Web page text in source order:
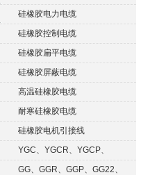
硅橡胶电力电缆
硅橡胶控制电缆
硅橡胶扁平电缆
硅橡胶屏蔽电缆
高温硅橡胶电缆
耐寒硅橡胶电缆
硅橡胶电机引接线
YGC、YGCR、YGCP、
YGCRP
GG、GGR、GGP、GG22、